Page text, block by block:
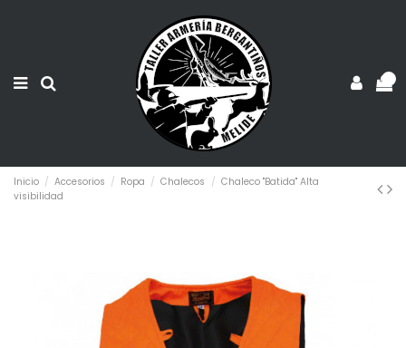
Inicio Accesorios Ropa Chalecos
Chaleco "Batida" Alta
visibilidad